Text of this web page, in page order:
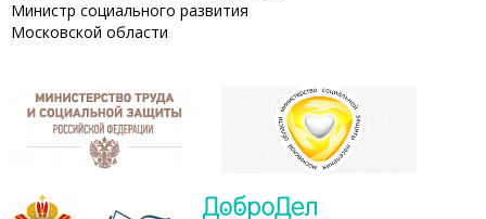
Министр социального развития
Московской области